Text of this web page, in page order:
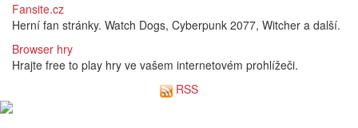
Fansite.cz
Herní fan stránky. Watch Dogs, Cyberpunk 2077, Witcher a další.
Browser hry
Hrajte free to play hry ve vašem internetovém prohlížeči.
RSS